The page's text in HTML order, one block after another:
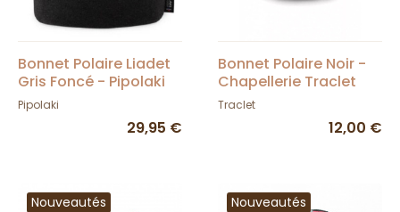
Bonnet Polaire Liadet
Gris Foncé - Pipolaki
Pipolaki
29,95 €
Bonnet Polaire Noir -
Chapellerie Traclet
Traclet
12,00 €
Nouveautés Nouveautés